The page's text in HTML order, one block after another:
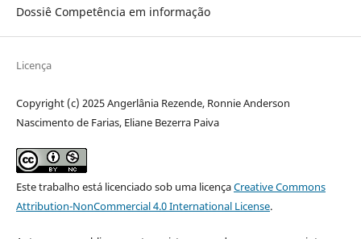
Dossiê Competência em informação
Licença
Copyright (c) 2025 Angerlânia Rezende, Ronnie Anderson
Nascimento de Farias, Eliane Bezerra Paiva
Este trabalho está licenciado sob uma licençaCreative Commons
Attribution-NonCommercial 4.0 International License.